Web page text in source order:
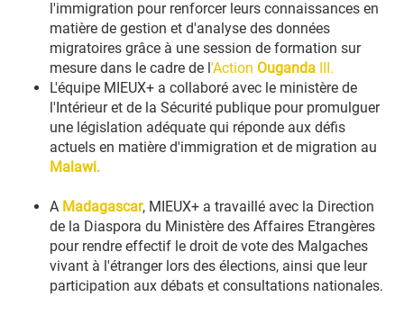
l'immigration pour renforcer leurs connaissances en
matière de gestion et d'analyse des données
migratoires grâce à une session de formation sur
mesure dans le cadre de l'Action Ouganda III.
L'équipe MIEUX+ a collaboré avec le ministère de
l'Intérieur et de la Sécurité publique pour promulguer
une législation adéquate qui réponde aux défis
actuels en matière d'immigration et de migration au
Malawi.
A Madagascar, MIEUX+ a travaillé avec la Direction
de la Diaspora du Ministère des Affaires Etrangères
pour rendre effectif le droit de vote des Malgaches
vivant à l'étranger lors des élections, ainsi que leur
participation aux débats et consultations nationales.